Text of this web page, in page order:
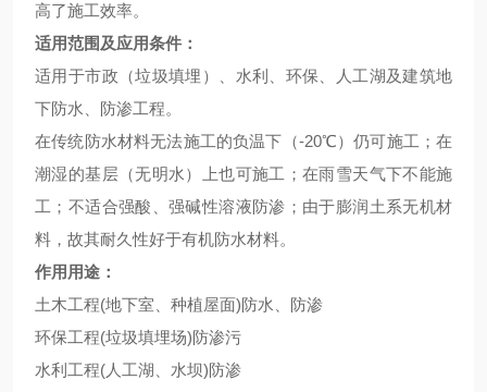
高了施工效率。
适用范围及应用条件：
适用于市政（垃圾填埋）、水利、环保、人工湖及建筑地
下防水、防渗工程。
在传统防水材料无法施工的负温下（-20℃）仍可施工；在
潮湿的基层（无明水）上也可施工；在雨雪天气下不能施
工；不适合强酸、强碱性溶液防渗；由于膨润土系无机材
料，故其耐久性好于有机防水材料。
作用用途：
土木工程(地下室、种植屋面)防水、防渗
环保工程(垃圾填埋场)防渗污
水利工程(人工湖、水坝)防渗